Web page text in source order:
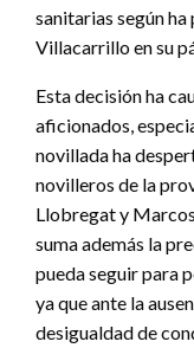
sanitarias según
Villacarrillo en su
Esta decisión ha
aficionados,
novillada ha
novilleros de la
Llobregat y
suma además la
pueda seguir para
ya que ante la
desigualdad de